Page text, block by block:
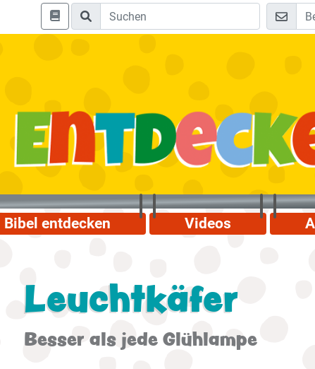
Bibel entdecken Videos
Leuchtkäfer
Besser als jede Glühlampe